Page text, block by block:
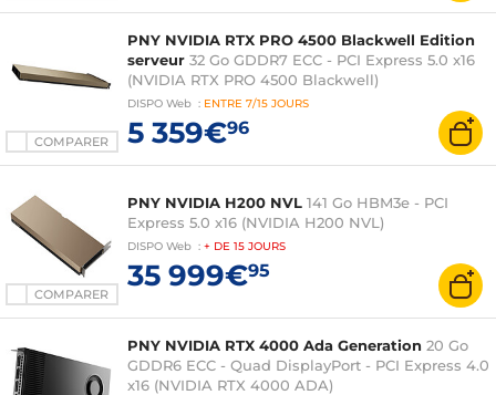
COMPARER
PNY NVIDIA RTX PRO 4500 Blackwell Edition
serveur 32 Go GDDR7 ECC - PCI Express 5.0 x16
(NVIDIA RTX PRO 4500 Blackwell)
DISPO Web : ENTRE 7/15 JOURS
5 359€96
COMPARER
PNY NVIDIA H200 NVL 141 Go HBM3e - PCI
Express 5.0 x16 (NVIDIA H200 NVL)
DISPO Web : + DE 15 JOURS
35 999€95
PNY NVIDIA RTX 4000 Ada Generation 20 Go
GDDR6 ECC - Quad DisplayPort - PCI Express 4.0
x16 (NVIDIA RTX 4000 ADA)